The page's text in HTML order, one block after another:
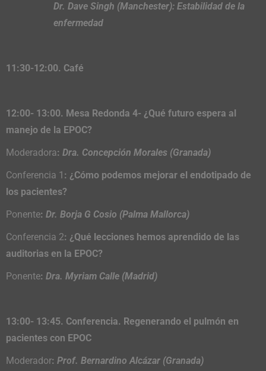
Dr. Dave Singh (Manchester): Estabilidad de la
enfermedad
11:30-12:00. Café
12:00- 13:00. Mesa Redonda 4- ¿Qué futuro espera al
manejo de la EPOC?
Moderadora: Dra. Concepción Morales (Granada)
Conferencia 1 : ¿Cómo podemos mejorar el endotipado de
los pacientes?
Ponente: Dr. Borja G Cosio (Palma Mallorca)
Conferencia 2: ¿Qué lecciones hemos aprendido de las
auditorias en la EPOC?
Ponente: Dra. Myriam Calle (Madrid)
13:00- 13:45. Conferencia. Regenerando el pulmón en
pacientes con EPOC
Moderador: Prof. Bernardino Alcázar (Granada)